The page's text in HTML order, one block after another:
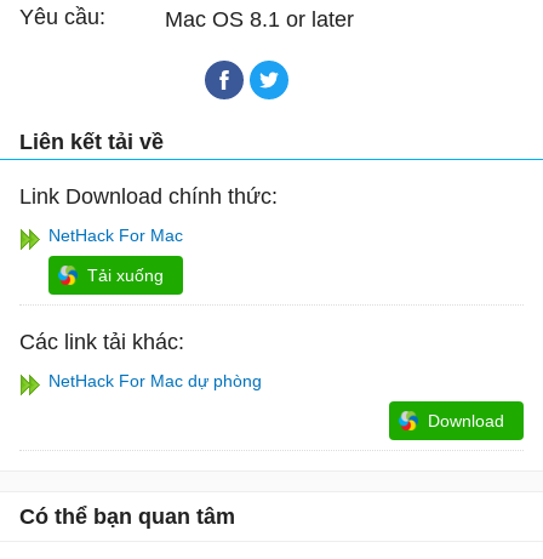
Yêu cầu:
Mac OS 8.1 or later
Liên kết tải về
Link Download chính thức:
NetHack For Mac
Tải xuống
Các link tải khác:
NetHack For Mac dự phòng
Download
Có thể bạn quan tâm